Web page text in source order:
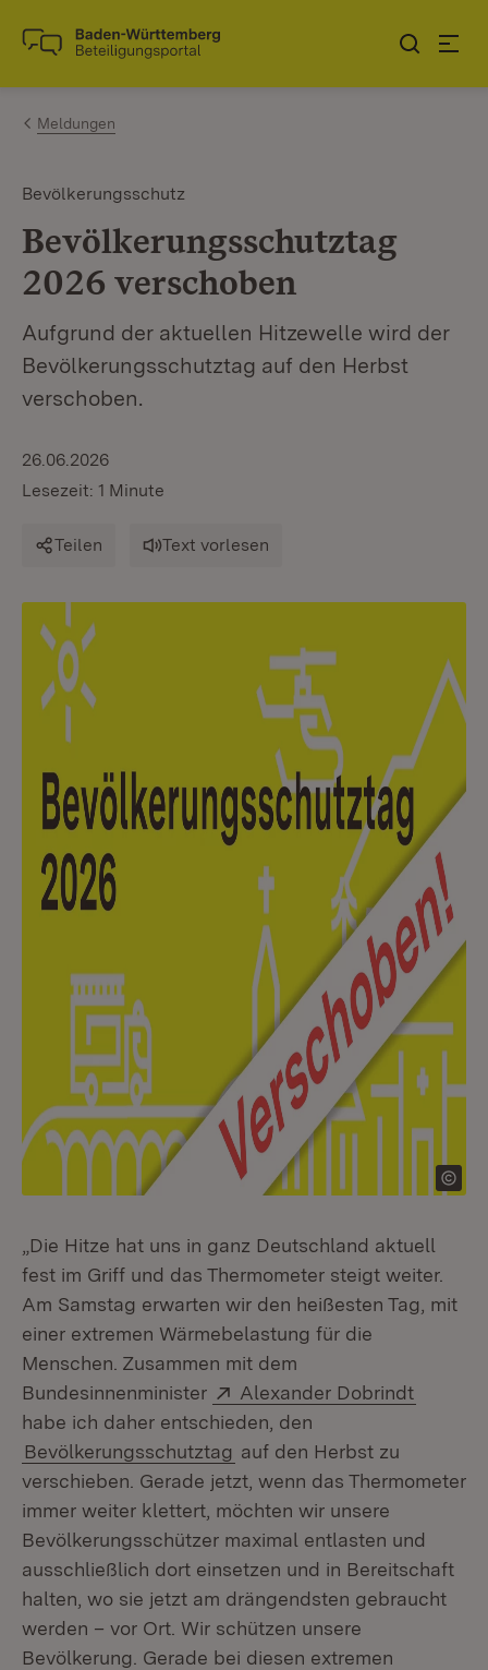
Zum Inhalt springen
Link zur Startseite
Meldungen
Bevölkerungsschutz
Bevölkerungsschutztag
2026 verschoben
Aufgrund der aktuellen Hitzewelle wird der
Bevölkerungsschutztag auf den Herbst
verschoben.
26.06.2026
Lesezeit: 1 Minute
Teilen Text vorlesen
„Die Hitze hat uns in ganz Deutschland aktuell
fest im Griff und das Thermometer steigt weiter.
Am Samstag erwarten wir den heißesten Tag, mit
einer extremen Wärmebelastung für die
Menschen. Zusammen mit dem
Bundesinnenminister
Extern:
Alexander Dobrindt
habe ich daher entschieden, den
Bevölkerungsschutztag auf den Herbst zu
verschieben. Gerade jetzt, wenn das Thermometer
immer weiter klettert, möchten wir unsere
Bevölkerungsschützer maximal entlasten und
ausschließlich dort einsetzen und in Bereitschaft
halten, wo sie jetzt am drängendsten gebraucht
werden – vor Ort. Wir schützen unsere
Bevölkerung. Gerade bei diesen extremen